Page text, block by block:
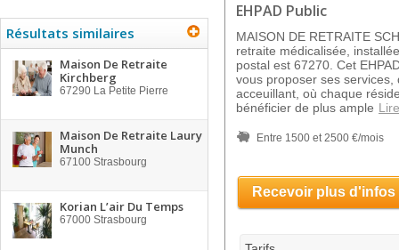
Résultats similaires
Maison De Retraite
Kirchberg
67290 La Petite Pierre
Maison De Retraite Laury
Munch
67100 Strasbourg
Korian L’air Du Temps
67000 Strasbourg
EHPAD Public
MAISON DE RETRAITE
retraite médicalisée,
postal est 67270. Cet
vous proposer ses
acceuillant, où chaque
bénéficier de plus ample
Entre 1500 et 2500 €/mois
Recevoir plus d'infos